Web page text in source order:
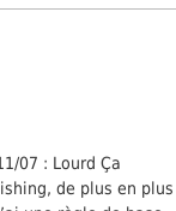
07 : Lourd Ça
de plus en plus